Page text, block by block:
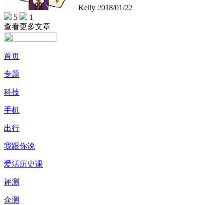
Kelly 2018/01/22
5
1
查看更多文章
首页
专题
科技
手机
出行
我跟你说
爱活历史课
评测
众测